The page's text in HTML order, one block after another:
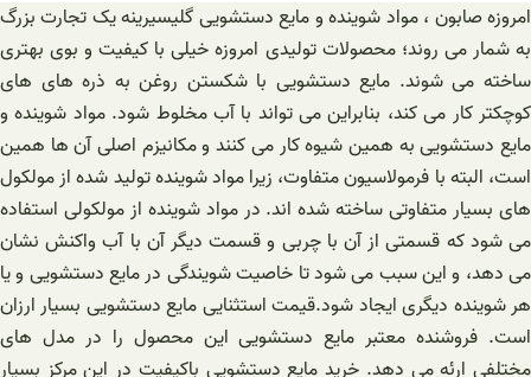
امروزه صابون ، مواد شوینده و مایع دستشویی گلیسیرینه یک تجارت بزرگ
به شمار می روند؛ محصولات تولیدی امروزه خیلی با کیفیت و بوی بهتری
ساخته می شوند. مایع دستشویی با شکستن روغن به ذره های های
کوچکتر کار می کند، بنابراین می تواند با آب مخلوط شود. مواد شوینده و
مایع دستشویی به همین شیوه کار می کنند و مکانیزم اصلی آن ها همین
است، البته با فرمولاسیون متفاوت، زیرا مواد شوینده تولید شده از مولکول
های بسیار متفاوتی ساخته شده اند. در مواد شوینده از مولکولی استفاده
می شود که قسمتی از آن با چربی و قسمت دیگر آن با آب واکنش نشان
می دهد، و این سبب می شود تا خاصیت شویندگی در مایع دستشویی و یا
هر شوینده دیگری ایجاد شود.قیمت استثنایی مایع دستشویی بسیار ارزان
است. فروشنده معتبر مایع دستشویی این محصول را در مدل های
مختلفی ارئه می دهد. خرید مایع دستشویی باکیفیت در این مرکز بسیار